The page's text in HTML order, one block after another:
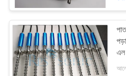
অতিস্বনক তরল
এল